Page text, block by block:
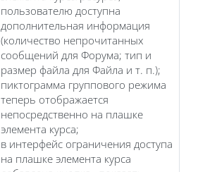
пользователю доступна
дополнительная информация
(количество непрочитанных
сообщений для Форума; тип и
размер файла для Файла и т. п.);
пиктограмма группового режима
теперь отображается
непосредственно на плашке
элемента курса;
в интерфейс ограничения доступа
на плашке элемента курса